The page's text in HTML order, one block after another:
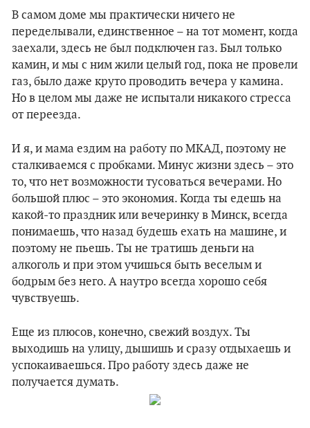
В самом доме мы практически ничего не
переделывали, единственное – на тот момент, когда
заехали, здесь не был подключен газ. Был только
камин, и мы с ним жили целый год, пока не провели
газ, было даже круто проводить вечера у камина.
Но в целом мы даже не испытали никакого стресса
от переезда.
И я, и мама ездим на работу по МКАД, поэтому не
сталкиваемся с пробками. Минус жизни здесь – это
то, что нет возможности тусоваться вечерами. Но
большой плюс – это экономия. Когда ты едешь на
какой-то праздник или вечеринку в Минск, всегда
понимаешь, что назад будешь ехать на машине, и
поэтому не пьешь. Ты не тратишь деньги на
алкоголь и при этом учишься быть веселым и
бодрым без него. А наутро всегда хорошо себя
чувствуешь.
Еще из плюсов, конечно, свежий воздух. Ты
выходишь на улицу, дышишь и сразу отдыхаешь и
успокаиваешься. Про работу здесь даже не
получается думать.